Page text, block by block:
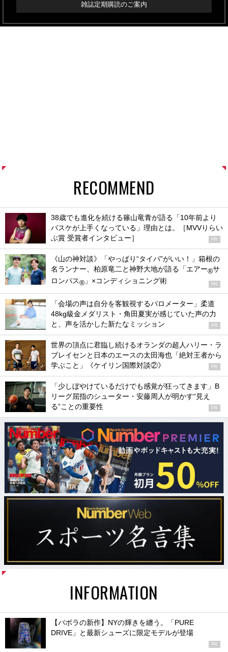
雑誌定期購読のご案内
RECOMMEND
38歳でも進化を続ける篠山竜青が語る「10年前より
バスケが上手くなっている」理由とは。［MVVりらい
ぶ賞 受賞者インタビュー］
PR
《山の神対談》「やっぱり“タイパ”がいい！」箱根の
名ランナー、柏原竜二と神野大地が語る「エアー®サ
ロンパス® 」×コンディショニング術 PR
「会場の声は自分を客観視するバロメーター」柔道
48kg級金メダリスト・角田夏実が感じていた声の力
と、声を活かした新たなミッション
PR
世界の頂点に君臨し続けるオランダの超人ハリー・ラ
ブレイセンと日本のエースの太田海也「絶対王者から
学ぶこと」《ケイリン国際対談②》
PR
「少しぼやけているだけでも感覚が狂ってきます」B
リーグ屈指のシューター・安藤周人が明かす“見え
る”ことの重要性
PR
INFORMATION
【バボラの新作】NYの輝きを纏う。「PURE
DRIVE」と最新シューズに限定モデルが登場
PR